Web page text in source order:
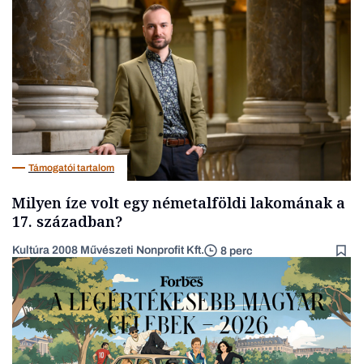
Magyar cégek
Támogatói tartalom
Milyen íze volt egy németalföldi lakomának a
17. században?
Kultúra 2008 Művészeti Nonprofit Kft. 8 perc